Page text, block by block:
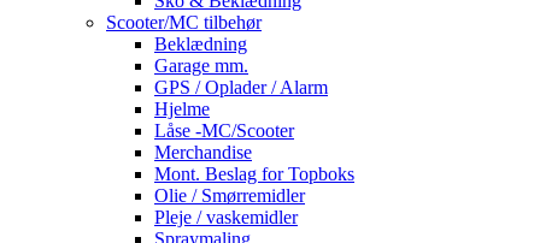
Scooter/MC tilbehør
Beklædning
Garage mm.
GPS / Oplader / Alarm
Hjelme
Låse -MC/Scooter
Merchandise
Mont. Beslag for Topboks
Olie / Smørremidler
Pleje / vaskemidler
Spraymaling